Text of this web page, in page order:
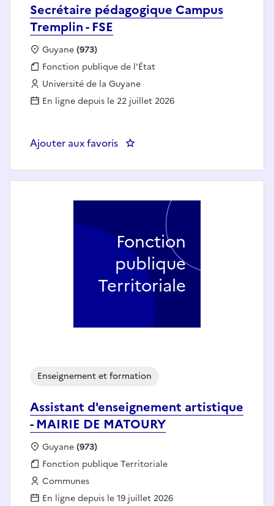
Secrétaire pédagogique Campus
Tremplin - FSE
Localisation :
Guyane(973)
Fonction publique :
Fonction publique de l'État
Employeur :
Université de la Guyane
En ligne depuis le 22 juillet 2026
Ajouter aux favoris : Secrétaire pédagogique
Assistant d'enseignement artistique
- MAIRIE DE MATOURY
Enseignement et formation
Localisation :
Guyane(973)
Fonction publique :
Fonction publique Territoriale
Employeur :
Communes
En ligne depuis le 19 juillet 2026
Fonction
publique
Territoriale